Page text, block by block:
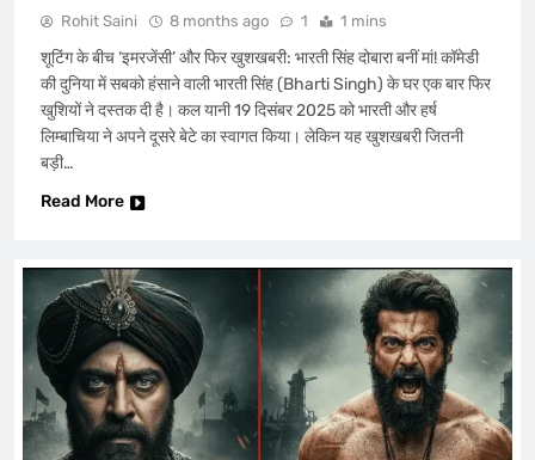
Rohit Saini 8 months ago 1 1 mins
शूटिंग के बीच ‘इमरजेंसी’ और फिर खुशखबरी: भारती सिंह दोबारा बनीं मां! कॉमेडी
की दुनिया में सबको हंसाने वाली भारती सिंह (Bharti Singh) के घर एक बार फिर
खुशियों ने दस्तक दी है। कल यानी 19 दिसंबर 2025 को भारती और हर्ष
लिम्बाचिया ने अपने दूसरे बेटे का स्वागत किया। लेकिन यह खुशखबरी जितनी
बड़ी…
Read More